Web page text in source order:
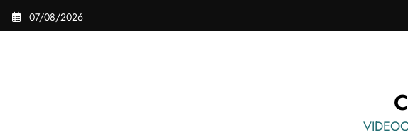
Saltar
07/08/2026